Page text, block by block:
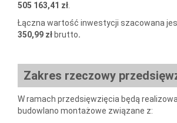
505 163,41 zł.
Łączna wartość inwestycji szacowana
350,99 zł brutto.
Zakres rzeczowy
W ramach przedsięwzięcia będą
budowlano montażowe związane z: